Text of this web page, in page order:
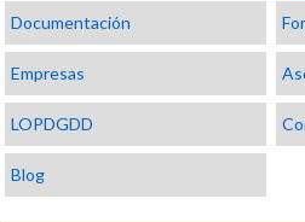
Empresarios
de
Lugo
Documentación
Empresas
LOPDGDD
Blog